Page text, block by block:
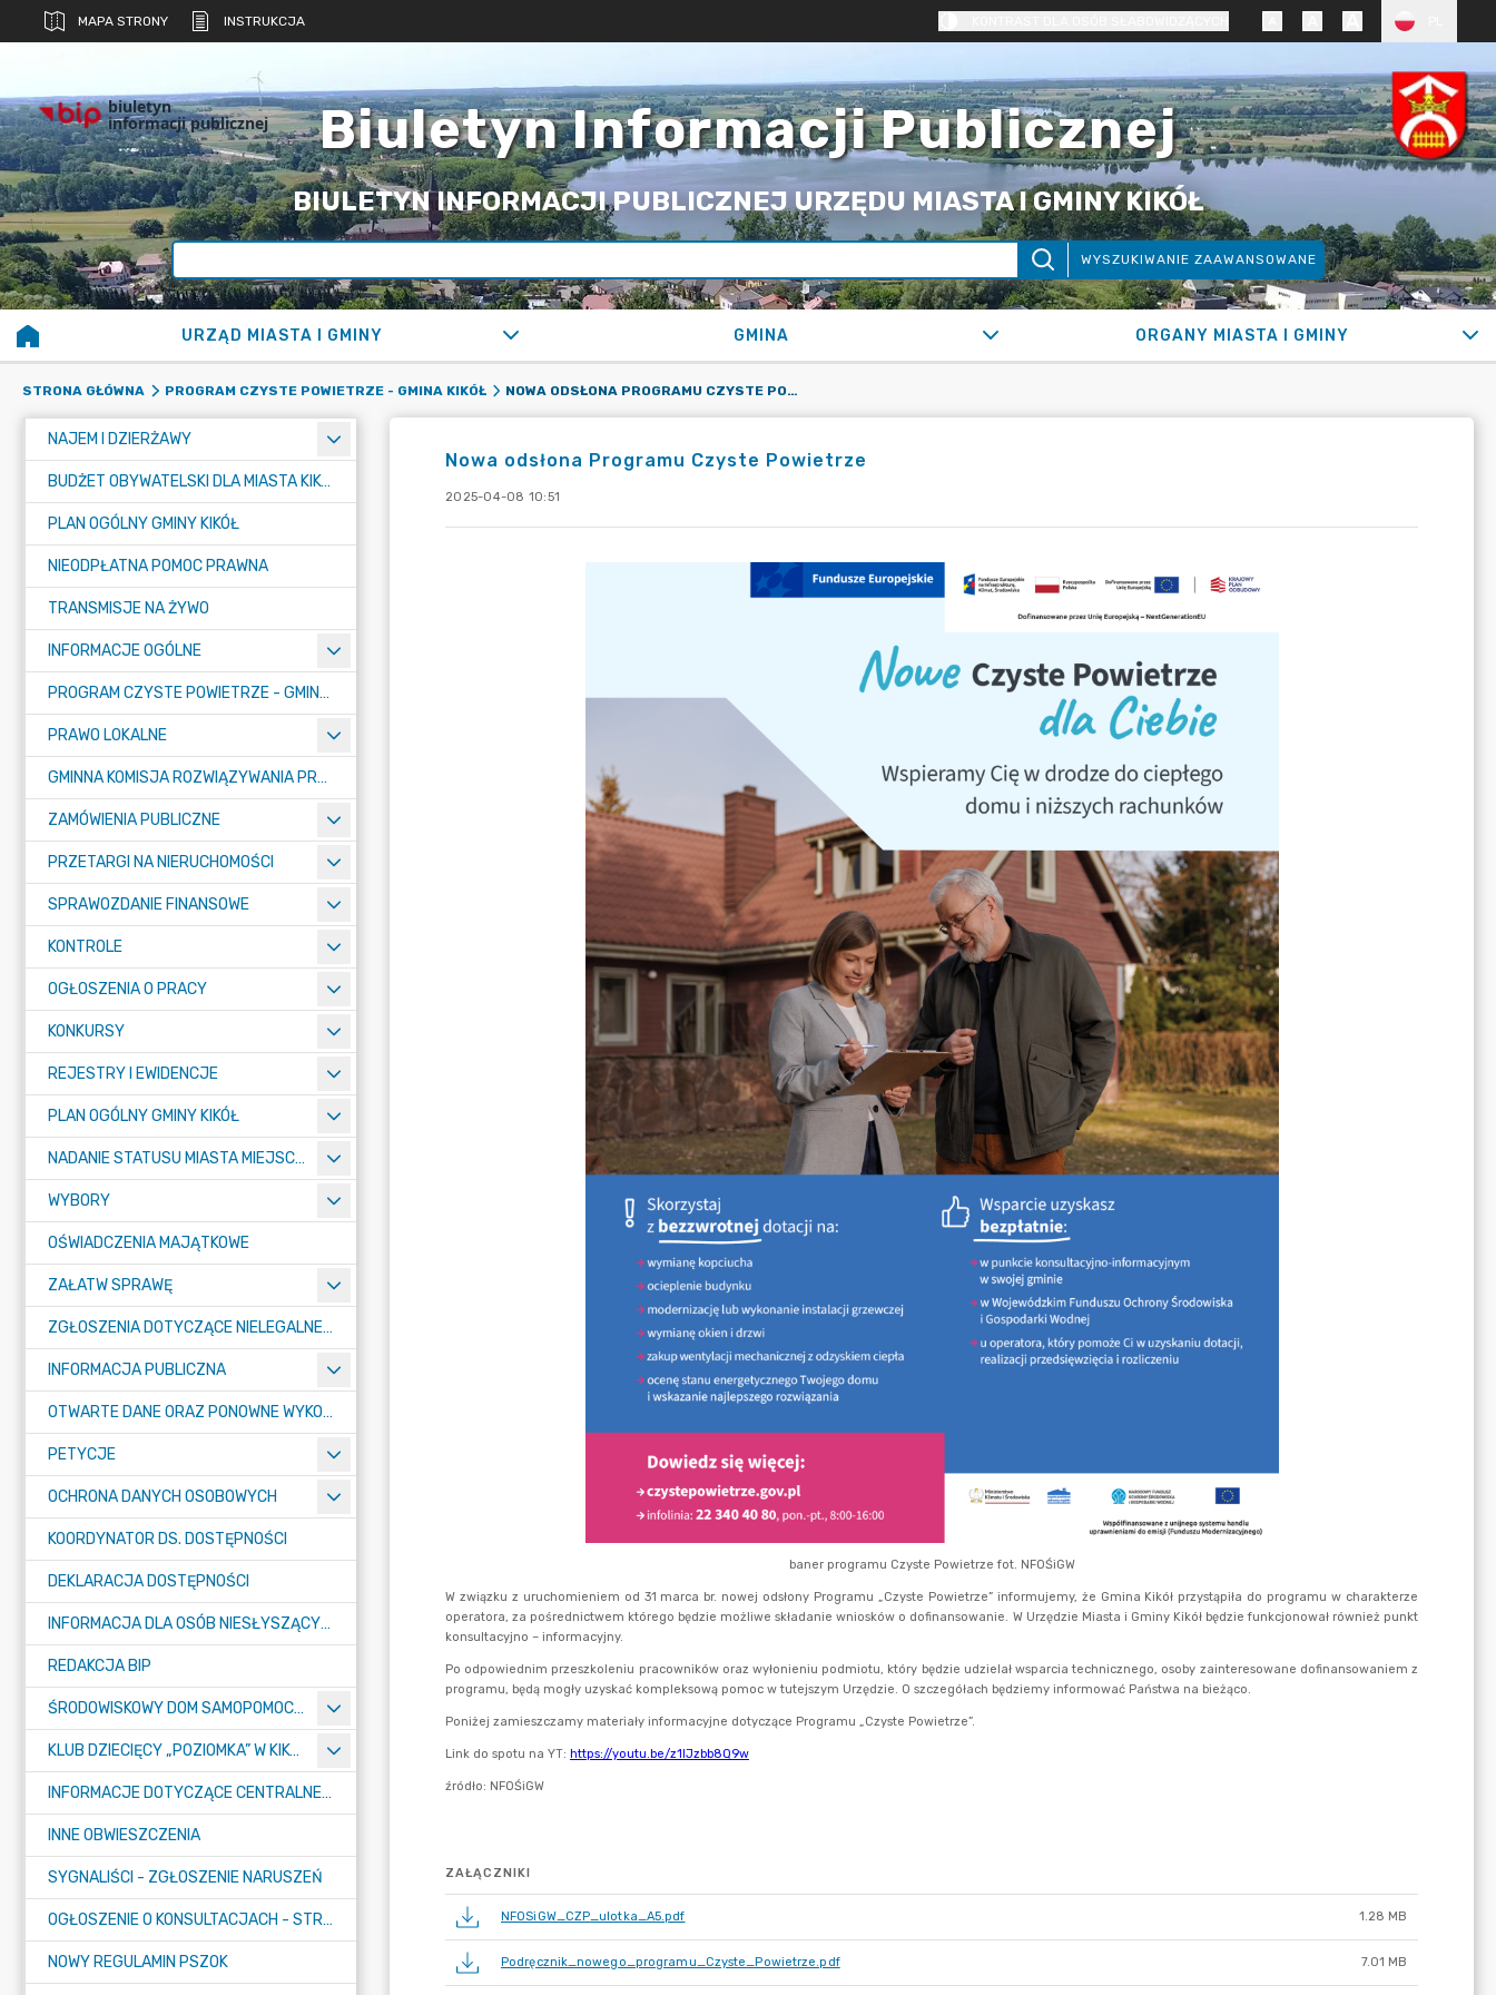
MAPA STRONY INSTRUKCJA
biuletyn
informacji publicznej Biuletyn Informacji Publicznej
BIULETYN INFORMACJI PUBLICZNEJ URZĘDU MIASTA I GMINY KIKÓŁ
WYSZUKIWANIE ZAAWANSOWANE
URZĄD MIASTA I GMINY GMINA ORGANY MIASTA I GMINY
STRONA GŁÓWNA PROGRAM CZYSTE POWIETRZE - GMINA KIKÓŁ NOWA ODSŁONA PROGRAMU CZYSTE POWIETRZE
NAJEM I DZIERŻAWY
BUDŻET OBYWATELSKI DLA MIASTA KIKÓŁ
PLAN OGÓLNY GMINY KIKÓŁ
NIEODPŁATNA POMOC PRAWNA
TRANSMISJE NA ŻYWO
INFORMACJE OGÓLNE
PROGRAM CZYSTE POWIETRZE - GMINA KIKÓŁ
PRAWO LOKALNE
GMINNA KOMISJA ROZWIĄZYWANIA PROBLEMÓW ALKOHOLOWYCH
ZAMÓWIENIA PUBLICZNE
PRZETARGI NA NIERUCHOMOŚCI
SPRAWOZDANIE FINANSOWE
KONTROLE
OGŁOSZENIA O PRACY
KONKURSY
REJESTRY I EWIDENCJE
PLAN OGÓLNY GMINY KIKÓŁ
NADANIE STATUSU MIASTA MIEJSCOWOŚCI KIKÓŁ
WYBORY
OŚWIADCZENIA MAJĄTKOWE
ZAŁATW SPRAWĘ
ZGŁOSZENIA DOTYCZĄCE NIELEGALNEGO SPALANIA ODPADÓW
INFORMACJA PUBLICZNA
OTWARTE DANE ORAZ PONOWNE WYKORZYSTANIE INFORMACJI SEKTORA PUBLICZNEGO
PETYCJE
OCHRONA DANYCH OSOBOWYCH
KOORDYNATOR DS. DOSTĘPNOŚCI
DEKLARACJA DOSTĘPNOŚCI
INFORMACJA DLA OSÓB NIESŁYSZĄCYCH
REDAKCJA BIP
ŚRODOWISKOWY DOM SAMOPOMOCY "KONICZYNKA" W SUMINIE
KLUB DZIECIĘCY „POZIOMKA” W KIKOLE
INFORMACJE DOTYCZĄCE CENTRALNEGO PORTU KOMUNIKACYJNEGO
INNE OBWIESZCZENIA
SYGNALIŚCI - ZGŁOSZENIE NARUSZEŃ
OGŁOSZENIE O KONSULTACJACH - STRATEGIA
NOWY REGULAMIN PSZOK
Nowa odsłona Programu Czyste Powietrze
2025-04-08 10:51
ZAŁĄCZNIKI
NFOSiGW_CZP_ulotka_A5.pdf 1.28 MB
Podręcznik_nowego_programu_Czyste_Powietrze.pdf 7.01 MB